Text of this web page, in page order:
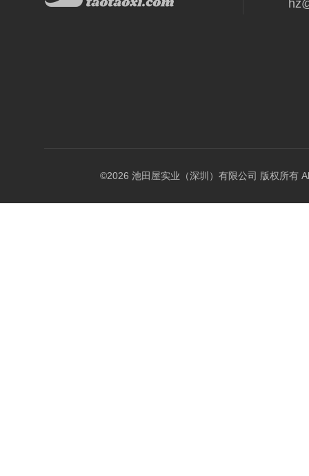
©2026 池田屋实业（深圳）有限公司 版权所有